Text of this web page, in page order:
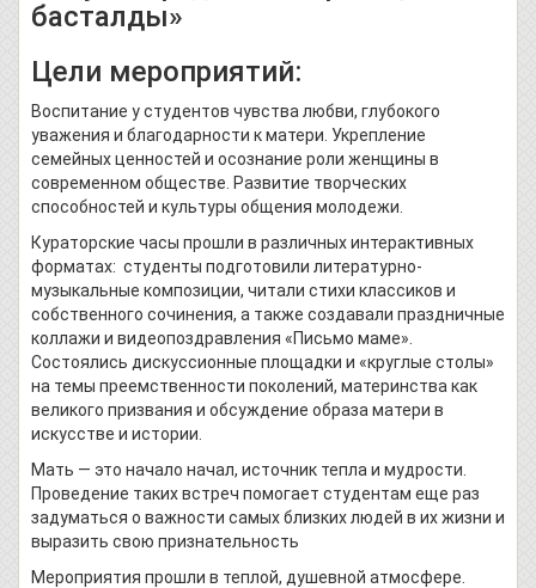
басталды»
Цели мероприятий:
Воспитание у студентов чувства любви, глубокого
уважения и благодарности к матери. Укрепление
семейных ценностей и осознание роли женщины в
современном обществе. Развитие творческих
способностей и культуры общения молодежи.
Кураторские часы прошли в различных интерактивных
форматах: студенты подготовили литературно-
музыкальные композиции, читали стихи классиков и
собственного сочинения, а также создавали праздничные
коллажи и видеопоздравления «Письмо маме».
Состоялись дискуссионные площадки и «круглые столы»
на темы преемственности поколений, материнства как
великого призвания и обсуждение образа матери в
искусстве и истории.
Мать — это начало начал, источник тепла и мудрости.
Проведение таких встреч помогает студентам еще раз
задуматься о важности самых близких людей в их жизни и
выразить свою признательность
Мероприятия прошли в теплой, душевной атмосфере.